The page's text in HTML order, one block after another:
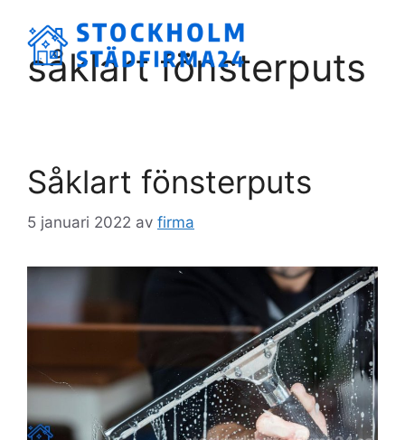
innehållsåklart fönsterputs
Såklart fönsterputs
5 januari 2022 av firma